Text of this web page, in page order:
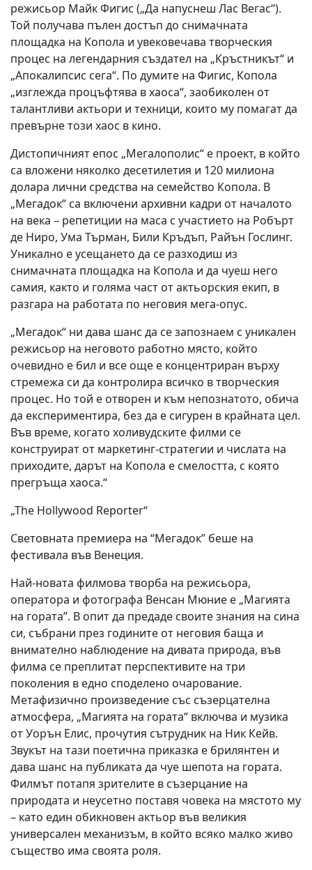
режисьор Майк Фигис („Да напуснеш Лас Вегас“).
Той получава пълен достъп до снимачната
площадка на Копола и увековечава творческия
процес на легендарния създател на „Кръстникът“ и
„Апокалипсис сега“. По думите на Фигис, Копола
„изглежда процъфтява в хаоса“, заобиколен от
талантливи актьори и техници, които му помагат да
превърне този хаос в кино.
Дистопичният епос „Мегалополис“ е проект, в който
са вложени няколко десетилетия и 120 милиона
долара лични средства на семейство Копола. В
„Мегадок“ са включени архивни кадри от началото
на века – репетиции на маса с участието на Робърт
де Ниро, Ума Търман, Били Кръдъп, Райън Гослинг.
Уникално е усещането да се разходиш из
снимачната площадка на Копола и да чуеш него
самия, както и голяма част от актьорския екип, в
разгара на работата по неговия мега-опус.
„Мегадок“ ни дава шанс да се запознаем с уникален
режисьор на неговото работно място, който
очевидно е бил и все още е концентриран върху
стремежа си да контролира всичко в творческия
процес. Но той е отворен и към непознатото, обича
да експериментира, без да е сигурен в крайната цел.
Във време, когато холивудските филми се
конструират от маркетинг-стратегии и числата на
приходите, дарът на Копола е смелостта, с която
прегръща хаоса.“
„The Hollywood Reporter“
Световната премиера на “Мегадок” беше на
фестивала във Венеция.
Най-новата филмова творба на режисьора,
оператора и фотографа Венсан Мюние е „Магията
на гората”. В опит да предаде своите знания на сина
си, събрани през годините от неговия баща и
внимателно наблюдение на дивата природа, във
филма се преплитат перспективите на три
поколения в едно споделено очарование.
Метафизично произведение със съзерцателна
атмосфера, „Магията на гората“ включва и музика
от Уорън Елис, прочутия сътрудник на Ник Кейв.
Звукът на тази поетична приказка е брилянтен и
дава шанс на публиката да чуе шепота на гората.
Филмът потапя зрителите в съзерцание на
природата и неусетно поставя човека на мястото му
– като един обикновен актьор във великия
универсален механизъм, в който всяко малко живо
същество има своята роля.